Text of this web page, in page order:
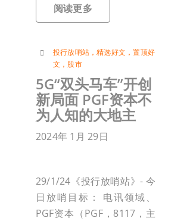
阅读更多
投行放哨站，精选好文 ，置顶好
文 ，股市
5G“双头马车”开创
新局面 PGF资本不
为人知的大地主
2024年 1月 29日
29/1/24《投行放哨站》- 今
日放哨目标： 电讯领域、
PGF资本（PGF，8117，主